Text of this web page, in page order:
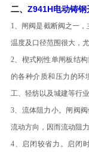
二、 Z941H电动铸钢
1、闸阀是截断阀之一，
温度及口径范围很大，
2、楔式刚性单闸板结
的各种介质和压力的环
工、轻纺以及城建等行
3、流体阻力小。闸阀
流动方向，因而流动阻力
4、启闭较省力。启闭